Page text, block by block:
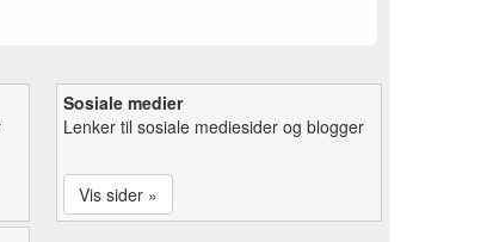
Sosiale medier
Lenker til sosiale mediesider og blogger
Vis sider »